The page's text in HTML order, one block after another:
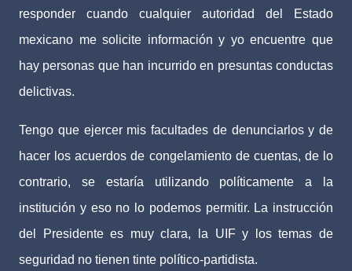
responder cuando cualquier autoridad del Estado
mexicano me solicite información y yo encuentre que
hay personas que han incurrido en presuntas conductas
delictivas.
Tengo que ejercer mis facultades de denunciarlos y de
hacer los acuerdos de congelamiento de cuentas, de lo
contrario, se estaría utilizando políticamente a la
institución y eso no lo podemos permitir. La instrucción
del Presidente es muy clara, la UIF y los temas de
seguridad no tienen tinte político-partidista.